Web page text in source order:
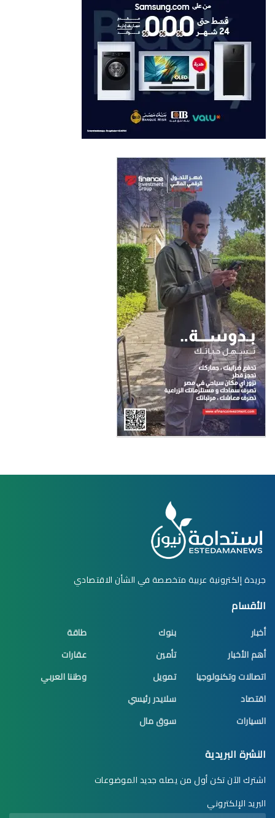
جريدة إلكترونية عربية متخصصة في الشأن الاقتصادي
الأقسام
أخبار
أهم الأخبار
اتصالات وتكنولوجيا
اقتصاد
السيارات
بنوك
تأمين
تمويل
سلايدر رئيسي
سوق مال
طاقة
عقارات
وطننا العربي
النشرة البريدية
اشترك الآن تكن أول من يصله جديد الموضوعات
البريد الإلكتروني